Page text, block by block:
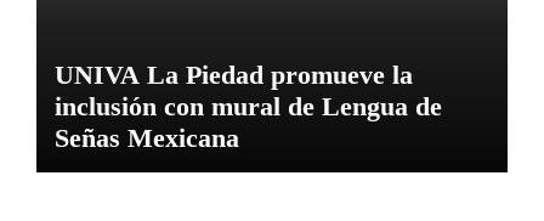
UNIVA La Piedad promueve la
inclusión con mural de Lengua de
Señas Mexicana